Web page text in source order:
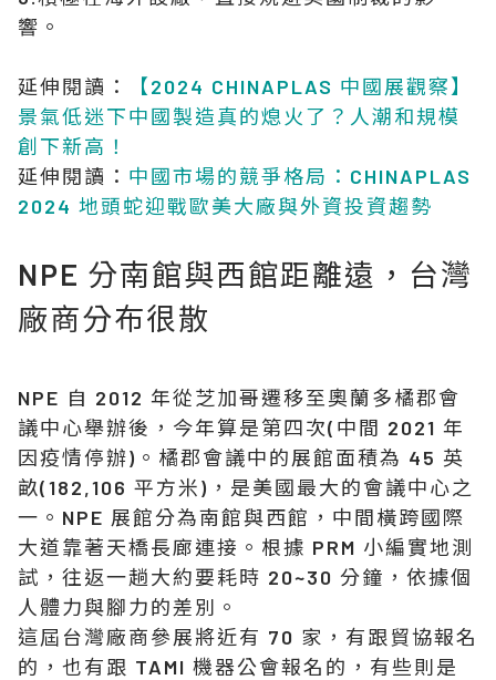
響。
延伸閱讀：
【2024 CHINAPLAS 中國展觀察】
景氣低迷下中國製造真的熄火了？人潮和規模
創下新高！
延伸閱讀： 中國市場的競爭格局：CHINAPLAS
2024 地頭蛇迎戰歐美大廠與外資投資趨勢
NPE 分南館與西館距離遠，台灣
廠商分布很散
NPE 自 2012 年從芝加哥遷移至奧蘭多橘郡會
議中心舉辦後，今年算是第四次(中間 2021 年
因疫情停辦)。橘郡會議中的展館面積為 45 英
畝(182,106 平方米)，是美國最大的會議中心之
一。NPE 展館分為南館與西館，中間橫跨國際
大道靠著天橋長廊連接。根據 PRM 小編實地測
試，往返一趟大約要耗時 20~30 分鐘，依據個
人體力與腳力的差別。
這屆台灣廠商參展將近有 70 家，有跟貿協報名
的，也有跟 TAMI 機器公會報名的，有些則是